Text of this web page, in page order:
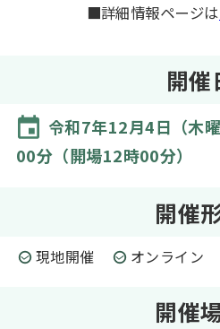
■詳細情報ページは
開催
令和7年12月4日（木
00分（開場12時00分）
開催
現地開催 オンライン
開催